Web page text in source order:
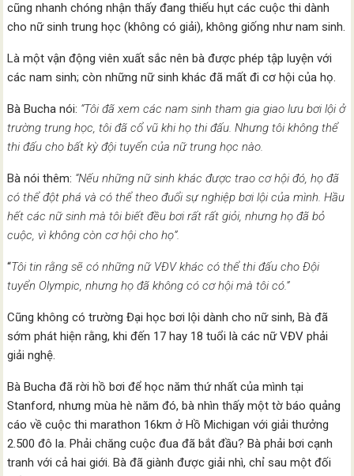
cũng nhanh chóng nhận thấy đang thiếu hụt các cuộc thi dành
cho nữ sinh trung học (không có giải), không giống như nam sinh.
Là một vận động viên xuất sắc nên bà được phép tập luyện với
các nam sinh; còn những nữ sinh khác đã mất đi cơ hội của họ.
Bà Bucha nói: “Tôi đã xem các nam sinh tham gia giao lưu bơi lội ở
trường trung học, tôi đã cổ vũ khi họ thi đấu. Nhưng tôi không thể
thi đấu cho bất kỳ đội tuyển của nữ trung học nào.
Bà nói thêm: “Nếu những nữ sinh khác được trao cơ hội đó, họ đã
có thể đột phá và có thể theo đuổi sự nghiệp bơi lội của mình. Hầu
hết các nữ sinh mà tôi biết đều bơi rất rất giỏi, nhưng họ đã bỏ
cuộc, vì không còn cơ hội cho họ”.
“Tôi tin rằng sẽ có những nữ VĐV khác có thể thi đấu cho Đội
tuyển Olympic, nhưng họ đã không có cơ hội mà tôi có.”
Cũng không có trường Đại học bơi lội dành cho nữ sinh, Bà đã
sớm phát hiện rằng, khi đến 17 hay 18 tuổi là các nữ VĐV phải
giải nghệ.
Bà Bucha đã rời hồ bơi để học năm thứ nhất của mình tại
Stanford, nhưng mùa hè năm đó, bà nhìn thấy một tờ báo quảng
cáo về cuộc thi marathon 16km ở Hồ Michigan với giải thưởng
2.500 đô la. Phải chăng cuộc đua đã bắt đầu? Bà phải bơi cạnh
tranh với cả hai giới. Bà đã giành được giải nhì, chỉ sau một đối